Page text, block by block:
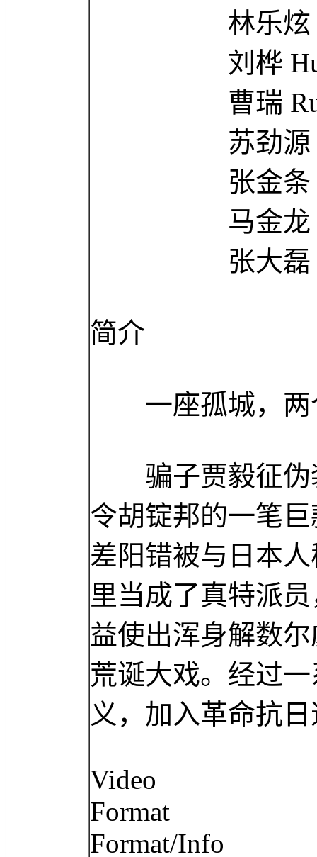
林乐炫
刘桦 Hua
曹瑞 Rui
苏劲源
张金条
马金龙
张大磊
简介
一座孤城，两
骗子贾毅征伪
令胡锭邦的一笔
差阳错被与日本
里当成了真特派
益使出浑身解数
荒诞大戏。经过
义，加入革命抗
Video
Format :
Format/Info :